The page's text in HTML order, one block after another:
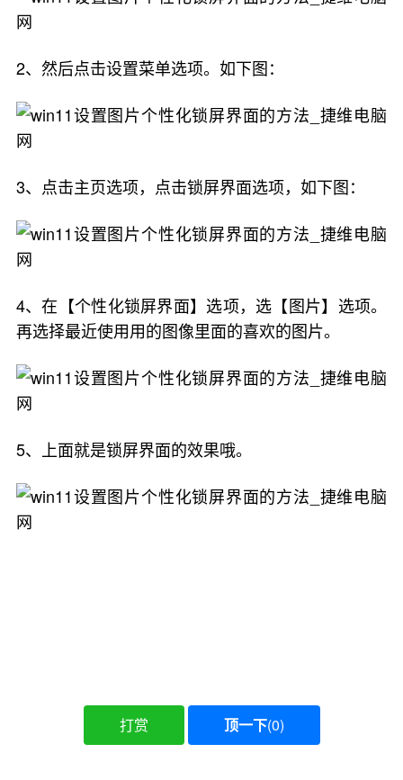
2、然后点击设置菜单选项。如下图：
3、点击主页选项，点击锁屏界面选项，如下图：
4、在【个性化锁屏界面】选项，选【图片】选项。
再选择最近使用用的图像里面的喜欢的图片。
5、上面就是锁屏界面的效果哦。
打赏 顶一下(0)